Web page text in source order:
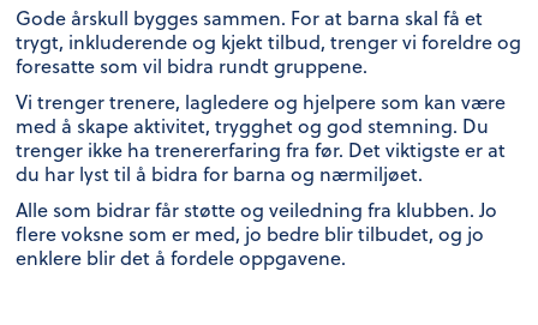
Gode årskull bygges sammen. For at barna skal få et
trygt, inkluderende og kjekt tilbud, trenger vi foreldre og
foresatte som vil bidra rundt gruppene.
Vi trenger trenere, lagledere og hjelpere som kan være
med å skape aktivitet, trygghet og god stemning. Du
trenger ikke ha trenererfaring fra før. Det viktigste er at
du har lyst til å bidra for barna og nærmiljøet.
Alle som bidrar får støtte og veiledning fra klubben. Jo
flere voksne som er med, jo bedre blir tilbudet, og jo
enklere blir det å fordele oppgavene.